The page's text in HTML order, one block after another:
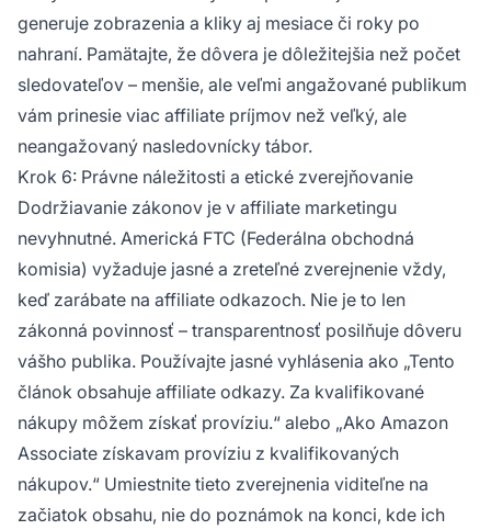
generuje zobrazenia a kliky aj mesiace či roky po
nahraní. Pamätajte, že dôvera je dôležitejšia než počet
sledovateľov – menšie, ale veľmi angažované publikum
vám prinesie viac affiliate príjmov než veľký, ale
neangažovaný nasledovnícky tábor.
Krok 6: Právne náležitosti a etické zverejňovanie
Dodržiavanie zákonov je v affiliate marketingu
nevyhnutné. Americká FTC (Federálna obchodná
komisia) vyžaduje jasné a zreteľné zverejnenie vždy,
keď zarábate na affiliate odkazoch. Nie je to len
zákonná povinnosť – transparentnosť posilňuje dôveru
vášho publika. Používajte jasné vyhlásenia ako „Tento
článok obsahuje affiliate odkazy. Za kvalifikované
nákupy môžem získať províziu.“ alebo „Ako Amazon
Associate získavam províziu z kvalifikovaných
nákupov.“ Umiestnite tieto zverejnenia viditeľne na
začiatok obsahu, nie do poznámok na konci, kde ich